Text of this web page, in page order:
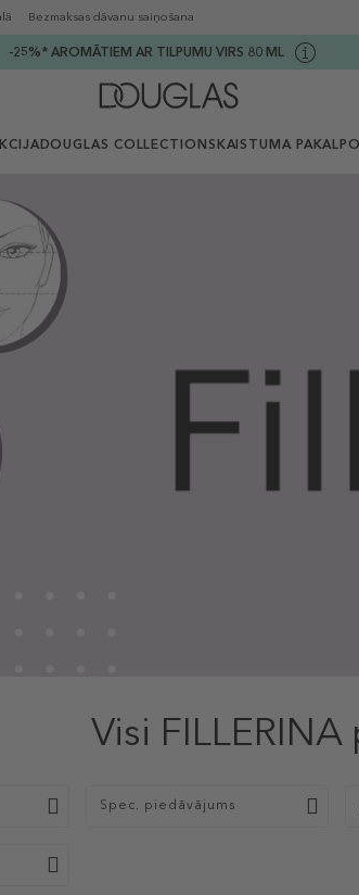
Bezmaksas dāvanu saiņošana
-25%* AROMĀTIEM AR TILPUMU VIRS 80 ML
DOUGLAS COLLECTION SKAISTUMA
Visi
Spec. piedāvājums